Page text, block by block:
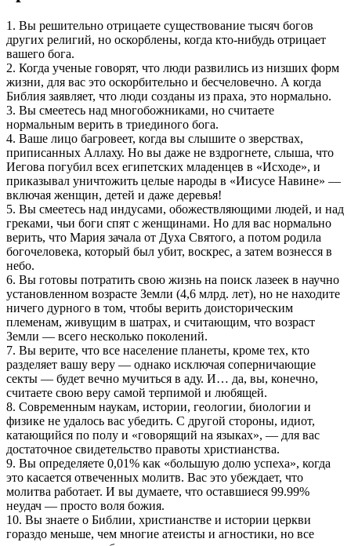
1. Вы решительно отрицаете существование тысяч богов
других религий, но оскорблены, когда кто-нибудь отрицает
вашего бога.
2. Когда ученые говорят, что люди развились из низших форм
жизни, для вас это оскорбительно и бесчеловечно. А когда
Библия заявляет, что люди созданы из праха, это нормально.
3. Вы смеетесь над многобожниками, но считаете
нормальным верить в триединого бога.
4. Ваше лицо багровеет, когда вы слышите о зверствах,
приписанных Аллаху. Но вы даже не вздрогнете, слыша, что
Иегова погубил всех египетских младенцев в «Исходе», и
приказывал уничтожить целые народы в «Иисусе Навине» —
включая женщин, детей и даже деревья!
5. Вы смеетесь над индусами, обожествляющими людей, и над
греками, чьи боги спят с женщинами. Но для вас нормально
верить, что Мария зачала от Духа Святого, а потом родила
богочеловека, который был убит, воскрес, а затем вознесся в
небо.
6. Вы готовы потратить свою жизнь на поиск лазеек в научно
установленном возрасте Земли (4,6 млрд. лет), но не находите
ничего дурного в том, чтобы верить доисторическим
племенам, живущим в шатрах, и считающим, что возраст
Земли — всего несколько поколений.
7. Вы верите, что все население планеты, кроме тех, кто
разделяет вашу веру — однако исключая соперничающие
секты — будет вечно мучиться в аду. И… да, вы, конечно,
считаете свою веру самой терпимой и любящей.
8. Современным наукам, истории, геологии, биологии и
физике не удалось вас убедить. С другой стороны, идиот,
катающийся по полу и «говорящий на языках», — для вас
достаточное свидетельство правоты христианства.
9. Вы определяете 0,01% как «большую долю успеха», когда
это касается отвеченных молитв. Вас это убеждает, что
молитва работает. И вы думаете, что оставшиеся 99.99%
неудач — просто воля божия.
10. Вы знаете о Библии, христианстве и истории церкви
гораздо меньше, чем многие атеисты и агностики, но все